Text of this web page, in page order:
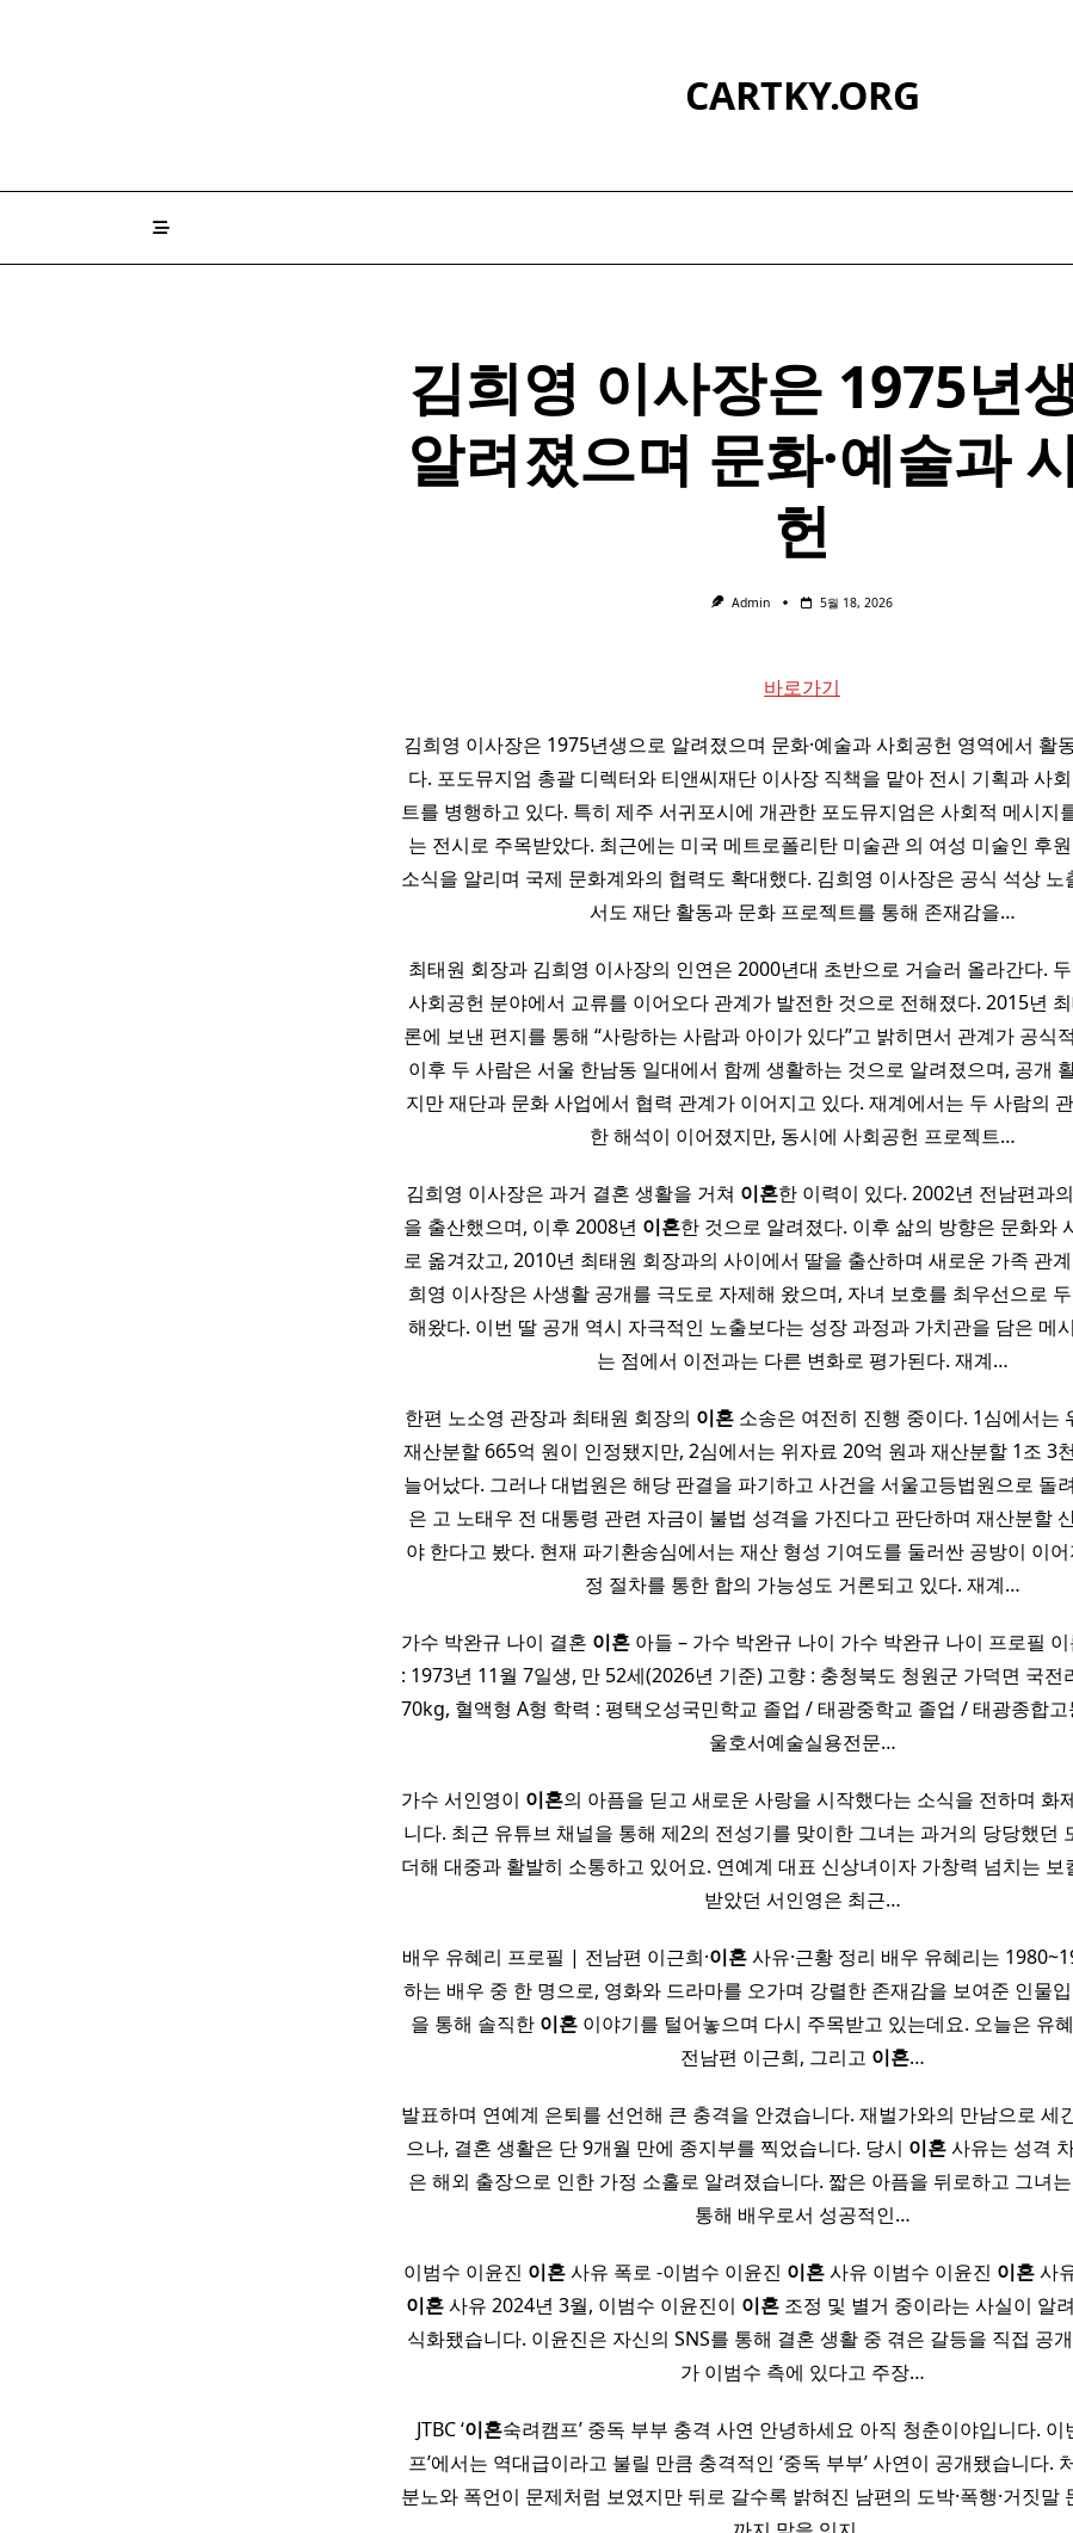
CARTKY.ORG
김희영 이사장은 1975년
알려졌으며 문화·예술과
헌
Admin 5월 18, 2026
바로가기
김희영 이사장은 1975년생으로 알려졌으며 문화·예술과 사회공헌 영역에서 활
다. 포도뮤지엄 총괄 디렉터와 티앤씨재단 이사장 직책을 맡아 전시 기획과 사
트를 병행하고 있다. 특히 제주 서귀포시에 개관한 포도뮤지엄은 사회적 메시지
는 전시로 주목받았다. 최근에는 미국 메트로폴리탄 미술관 의 여성 미술인 후
소식을 알리며 국제 문화계와의 협력도 확대했다. 김희영 이사장은 공식 석상 노
서도 재단 활동과 문화 프로젝트를 통해 존재감을…
최태원 회장과 김희영 이사장의 인연은 2000년대 초반으로 거슬러 올라간다.
사회공헌 분야에서 교류를 이어오다 관계가 발전한 것으로 전해졌다. 2015년
론에 보낸 편지를 통해 “사랑하는 사람과 아이가 있다”고 밝히면서 관계가 공식
이후 두 사람은 서울 한남동 일대에서 함께 생활하는 것으로 알려졌으며, 공개
지만 재단과 문화 사업에서 협력 관계가 이어지고 있다. 재계에서는 두 사람의
한 해석이 이어졌지만, 동시에 사회공헌 프로젝트…
김희영 이사장은 과거 결혼 생활을 거쳐 이혼한 이력이 있다. 2002년 전남편과
을 출산했으며, 이후 2008년 이혼한 것으로 알려졌다. 이후 삶의 방향은 문화와
로 옮겨갔고, 2010년 최태원 회장과의 사이에서 딸을 출산하며 새로운 가족 관
희영 이사장은 사생활 공개를 극도로 자제해 왔으며, 자녀 보호를 최우선으로
해왔다. 이번 딸 공개 역시 자극적인 노출보다는 성장 과정과 가치관을 담은 메
는 점에서 이전과는 다른 변화로 평가된다. 재계…
한편 노소영 관장과 최태원 회장의 이혼 소송은 여전히 진행 중이다. 1심에서는
재산분할 665억 원이 인정됐지만, 2심에서는 위자료 20억 원과 재산분할 1조 3
늘어났다. 그러나 대법원은 해당 판결을 파기하고 사건을 서울고등법원으로 돌
은 고 노태우 전 대통령 관련 자금이 불법 성격을 가진다고 판단하며 재산분할
야 한다고 봤다. 현재 파기환송심에서는 재산 형성 기여도를 둘러싼 공방이 이
정 절차를 통한 합의 가능성도 거론되고 있다. 재계…
가수 박완규 나이 결혼 이혼 아들 – 가수 박완규 나이 가수 박완규 나이 프로필
: 1973년 11월 7일생, 만 52세(2026년 기준) 고향 : 충청북도 청원군 가덕면 국전
70kg, 혈액형 A형 학력 : 평택오성국민학교 졸업 / 태광중학교 졸업 / 태광종합
울호서예술실용전문…
가수 서인영이 이혼의 아픔을 딛고 새로운 사랑을 시작했다는 소식을 전하며 화
니다. 최근 유튜브 채널을 통해 제2의 전성기를 맞이한 그녀는 과거의 당당했던
더해 대중과 활발히 소통하고 있어요. 연예계 대표 신상녀이자 가창력 넘치는 보
받았던 서인영은 최근…
배우 유혜리 프로필 | 전남편 이근희·이혼사유·근황 정리 배우 유혜리는
하는 배우 중 한 명으로, 영화와 드라마를 오가며 강렬한 존재감을 보여준 인물
을 통해 솔직한 이혼 이야기를 털어놓으며 다시 주목받고 있는데요. 오늘은 유
전남편 이근희, 그리고 이혼…
발표하며 연예계 은퇴를 선언해 큰 충격을 안겼습니다. 재벌가와의 만남으로 세
으나, 결혼 생활은 단 9개월 만에 종지부를 찍었습니다. 당시 이혼사유는 성격
은 해외 출장으로 인한 가정 소홀로 알려졌습니다. 짧은 아픔을 뒤로하고 그녀
통해 배우로서 성공적인…
이범수 이윤진 이혼사유 폭로 -이범수 이윤진 이혼사유 이범수 이윤진 이혼사
이혼사유 2024년 3월, 이범수 이윤진이 이혼조정 및 별거 중이라는 사실이 알
식화됐습니다. 이윤진은 자신의 SNS를 통해 결혼 생활 중 겪은 갈등을 직접 공
가 이범수 측에 있다고 주장…
JTBC ‘이혼숙려캠프’ 중독 부부 충격 사연 안녕하세요 아직 청춘이야입니다. 이
프’에서는 역대급이라고 불릴 만큼 충격적인 ‘중독 부부’ 사연이 공개됐습니다.
분노와 폭언이 문제처럼 보였지만 뒤로 갈수록 밝혀진 남편의 도박·폭행·거짓말